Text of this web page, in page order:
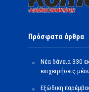
Πρόσφατα άρθρα
Νέα δάνεια 330
επιχειρήσεις
Εξώδικη